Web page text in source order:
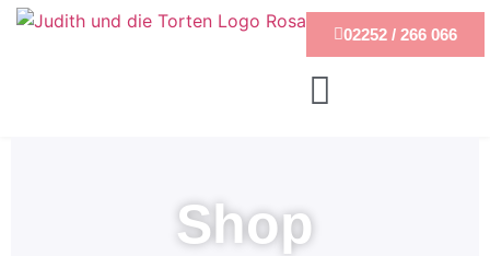
02252 / 266 066
Shop